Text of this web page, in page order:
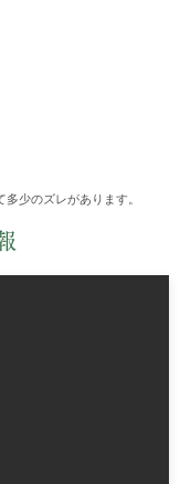
少のズレがあります。